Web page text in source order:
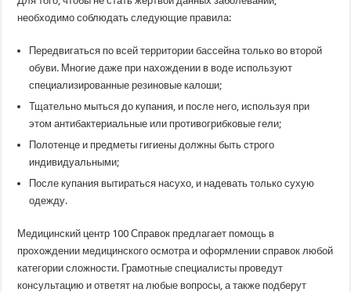
необходимо соблюдать следующие правила:
Передвигаться по всей территории бассейна только во второй
обуви. Многие даже при нахождении в воде используют
специализированные резиновые калоши;
Тщательно мыться до купания, и после него, используя при
этом антибактериальные или противогрибковые гели;
Полотенце и предметы гигиены должны быть строго
индивидуальными;
После купания вытираться насухо, и надевать только сухую
одежду.
Медицинский центр 100 Справок предлагает помощь в
прохождении медицинского осмотра и оформлении справок любой
категории сложности. Грамотные специалисты проведут
консультацию и ответят на любые вопросы, а также подберут